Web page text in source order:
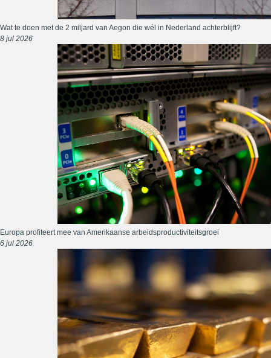
Wat te doen met de 2 miljard van Aegon die wél in Nederland achterblijft?
8 jul 2026
Europa profiteert mee van Amerikaanse arbeidsproductiviteitsgroei
6 jul 2026